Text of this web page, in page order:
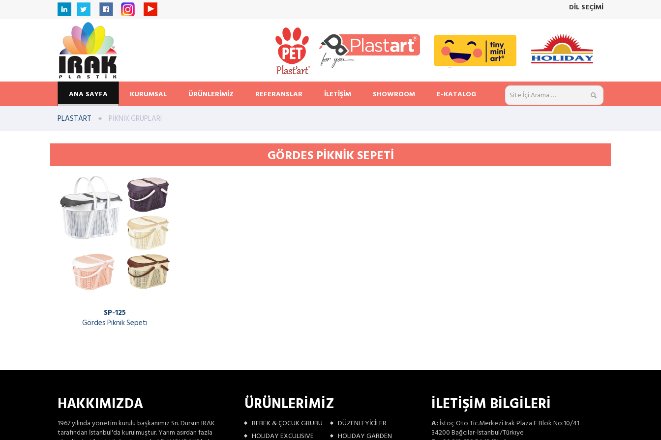
DİL SEÇİMİ
ANA SAYFA KURUMSAL ÜRÜNLERİMİZ REFERANSLAR İLETİŞİM SHOWROOM E-KATALOG
PLASTART PİKNİK GRUPLARI
GÖRDES PİKNİK SEPETİ
SP-125
Gördes Piknik Sepeti
HAKKIMIZDA
1967 yılında yönetim kurulu başkanımız Sn. Dursun IRAK
tarafından İstanbul'da kurulmuştur. Yarım asırdan fazla
ÜRÜNLERİMİZ
BEBEK & ÇOCUK GRUBU
DÜZENLEYİCİLER
HOLIDAY EXCULISIVE
HOLIDAY GARDEN
İLETİŞİM BİLGİLERİ
A: İstoç Oto Tic.Merkezi Irak Plaza F Blok No:10/41
34200 Bağcılar-İstanbul/Türkiye